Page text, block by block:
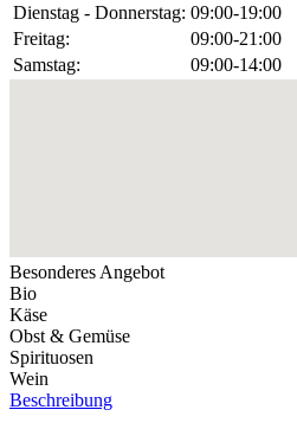
Dienstag - Donnerstag: 09:00-19:00
Freitag:
09:00-21:00
Samstag:
09:00-14:00
Besonderes Angebot
Bio
Käse
Obst & Gemüse
Spirituosen
Wein
Beschreibung